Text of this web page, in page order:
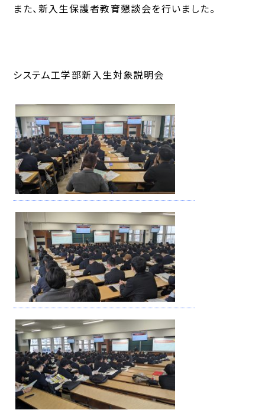
また、新入生保護者教育懇談会を行いました。
システム工学部新入生対象説明会